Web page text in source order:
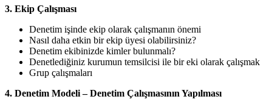
3. Ekip Çalışması
Denetim işinde ekip olarak çalışmanın önemi
Nasıl daha etkin bir ekip üyesi olabilirsiniz?
Denetim ekibinizde kimler bulunmalı?
Denetlediğiniz kurumun temsilcisi ile bir eki olarak çalışmak
Grup çalışmaları
4. Denetim Modeli – Denetim Çalışmasının Yapılması